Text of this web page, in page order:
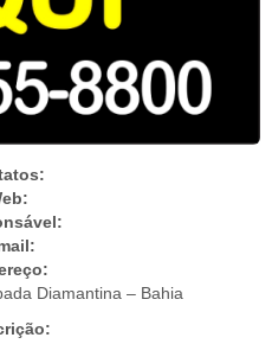
Diamantina – Bahia